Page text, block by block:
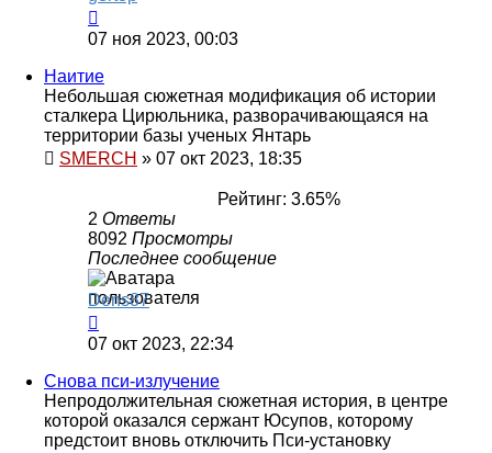
07 ноя 2023, 00:03
Наитие
Небольшая сюжетная модификация об истории
сталкера Цирюльника, разворачивающаяся на
территории базы ученых Янтарь
SMERCH » 07 окт 2023, 18:35
Рейтинг: 3.65%
2 Ответы
8092 Просмотры
Последнее сообщение
Dens87
07 окт 2023, 22:34
Снова пси-излучение
Непродолжительная сюжетная история, в центре
которой оказался сержант Юсупов, которому
предстоит вновь отключить Пси-установку